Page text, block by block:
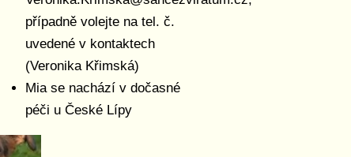
případně volejte na tel. č.
uvedené v kontaktech
(Veronika Křimská)
Mia se nachází v dočasné
péči u České Lípy